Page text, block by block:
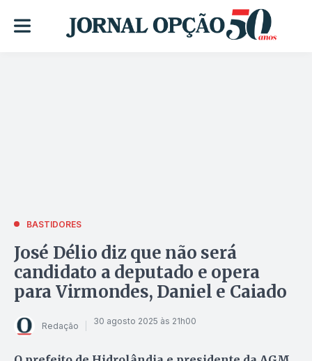
BASTIDORES
José Délio diz que não será
candidato a deputado e opera
para Virmondes, Daniel e Caiado
Redação 30 agosto 2025 às 21h00